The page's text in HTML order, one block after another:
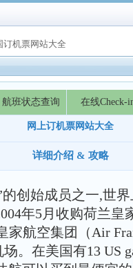
订机票网站大全
航班状态查询 在线Check-
网上订机票网站大全
详细介绍 & 攻略
创始成员之一,世
年5月收购荷兰皇
家航空集团（Air
。在美国有13 US